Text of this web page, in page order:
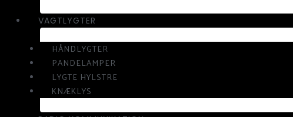
VAGTLYGTER
HÅNDLYGTER
PANDELAMPER
LYGTE HYLSTRE
KNÆKLYS